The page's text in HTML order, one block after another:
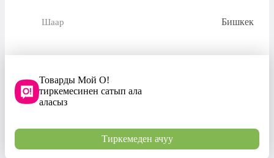
Шаар Бишкек
Товарды Мой О!
тиркемесинен сатып ала
аласыз
Тиркемеден ачуу